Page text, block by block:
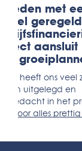
met
aansluit
heeft ons veel
uitgelegd en
in het
alles prettig